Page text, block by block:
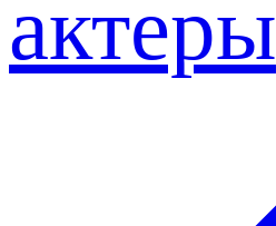
актеры